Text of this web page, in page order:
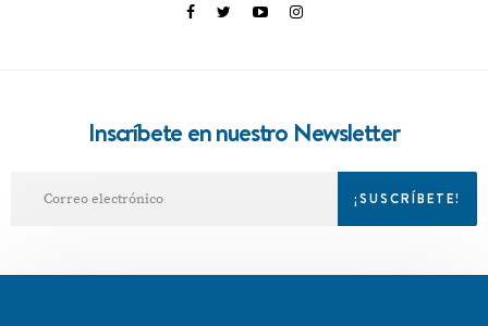
Inscríbete en nuestro Newsletter